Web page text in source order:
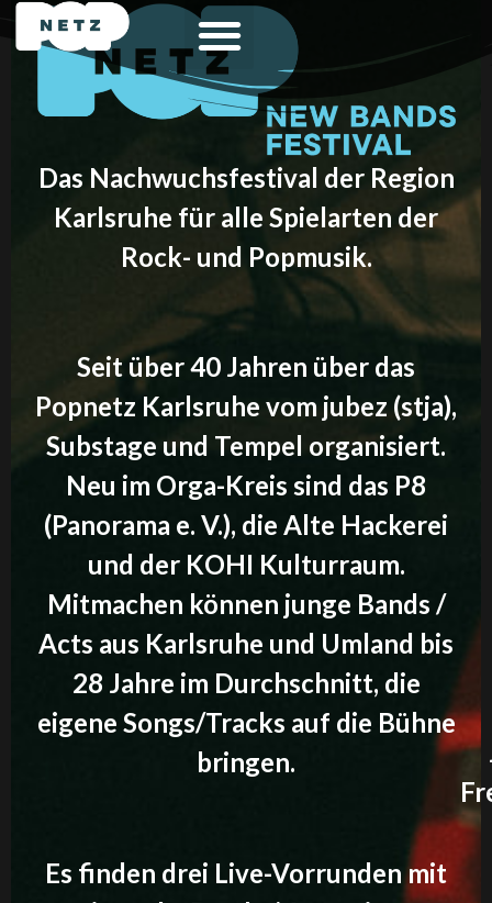
Das Nachwuchsfestival der Region
Karlsruhe für alle Spielarten der
Rock- und Popmusik.
Seit über 40 Jahren über das
Popnetz Karlsruhe vom jubez (stja),
Substage und Tempel organisiert.
Neu im Orga-Kreis sind das P8
(Panorama e. V.), die Alte Hackerei
und der KOHI Kulturraum.
Mitmachen können junge Bands /
Acts aus Karlsruhe und Umland bis
28 Jahre im Durchschnitt, die
eigene Songs/Tracks auf die Bühne
bringen.
Es finden drei Live-Vorrunden mit